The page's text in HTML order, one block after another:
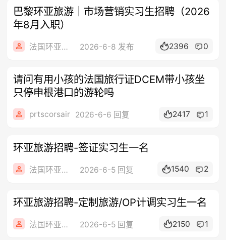
巴黎环亚旅游｜市场营销实习生招聘（2026
年8月入职）
法国环亚旅游 2026-6-8 发布 2396 0
请问有用小孩的法国旅行证DCEM带小孩坐
只停申根港口的游轮吗
prtscorsair 2026-6-6 回复 2417 1
环亚旅游招聘-签证实习生一名
法国环亚旅游 2026-6-5 回复 1540 2
环亚旅游招聘-定制旅游/OP计调实习生一名
法国环亚旅游 2026-6-5 回复 2150 1